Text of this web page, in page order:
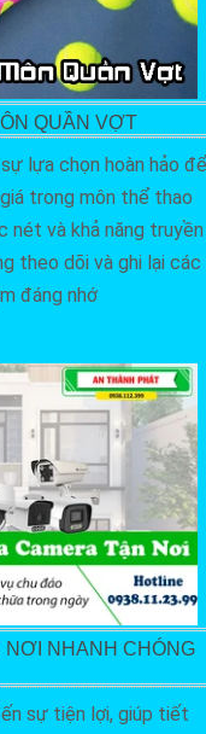
QUẦN VỢT
lựa chọn hoàn hảo để
trong môn thể thao
nét và khả năng truyền
theo dõi và ghi lại các
đáng nhớ
NHANH CHÓNG
sự tiện lợi, giúp tiết